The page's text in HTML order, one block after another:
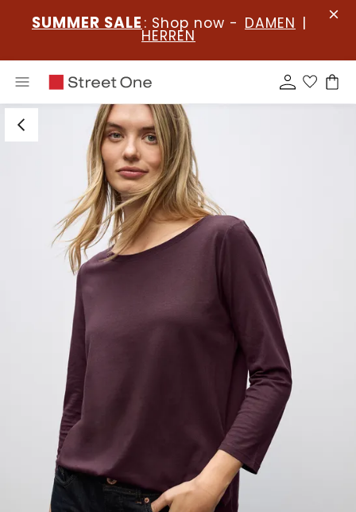
SUMMER SALE : Shop now - DAMEN |
HERREN